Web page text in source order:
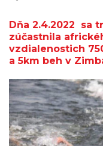
Dňa 2.4.2022 sa
zúčastnila
vzdialenostich
a 5km beh v